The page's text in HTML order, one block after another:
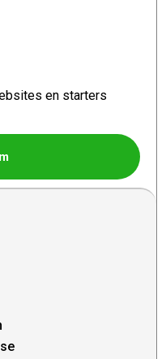
en starters